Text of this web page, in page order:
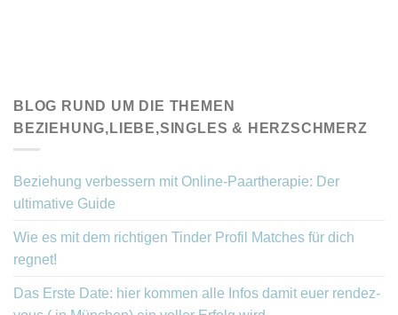
BLOG RUND UM DIE THEMEN
BEZIEHUNG,LIEBE,SINGLES & HERZSCHMERZ
Beziehung verbessern mit Online-Paartherapie: Der
ultimative Guide
Wie es mit dem richtigen Tinder Profil Matches für dich
regnet!
Das Erste Date: hier kommen alle Infos damit euer rendez-